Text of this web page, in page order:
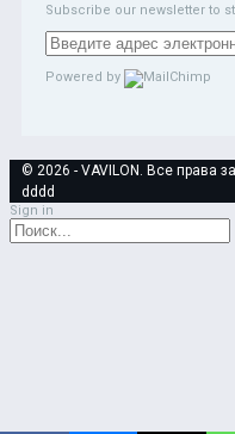
Subscribe our newsletter to
Powered by
© 2026 - VAVILON. Все права
dddd
Sign in